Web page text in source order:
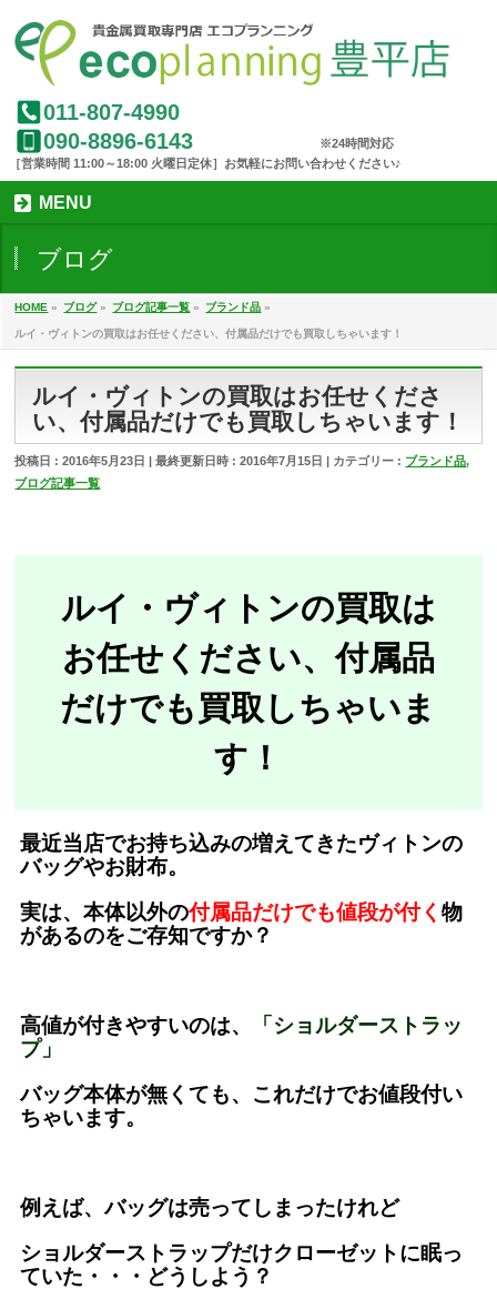
011-807-4990
090-8896-6143
MENU
ブログ
HOME » ブログ» ブログ記事一覧 » ブランド品 »
ルイ・ヴィトンの買取はお任せください、付属品だけでも買取しちゃいます！
ルイ・ヴィトンの買取はお任せくださ
い、付属品だけでも買取しちゃいます！
投稿日 : 2016年5月23日 最終更新日時 : 2016年7月15日 カテゴリー : ブランド品,
ブログ記事一覧
ルイ・ヴィトンの買取は
お任せください、付属品
だけでも買取しちゃいま
す！
最近当店でお持ち込みの増えてきたヴィトンの
バッグやお財布。
実は、本体以外の付属品だけでも値段が付く物
があるのをご存知ですか？
高値が付きやすいのは、
「ショルダーストラッ
プ」
バッグ本体が無くても、これだけでお値段付い
ちゃいます。
例えば、バッグは売ってしまったけれど
ショルダーストラップだけクローゼットに眠っ
ていた・・・どうしよう？